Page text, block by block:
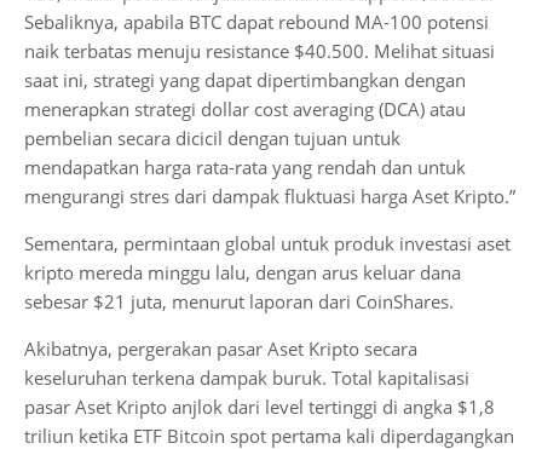
Sebaliknya, apabila BTC dapat rebound MA-100 potensi
naik terbatas menuju resistance $40.500. Melihat situasi
saat ini, strategi yang dapat dipertimbangkan dengan
menerapkan strategi dollar cost averaging (DCA) atau
pembelian secara dicicil dengan tujuan untuk
mendapatkan harga rata-rata yang rendah dan untuk
mengurangi stres dari dampak fluktuasi harga Aset Kripto.”
Sementara, permintaan global untuk produk investasi aset
kripto mereda minggu lalu, dengan arus keluar dana
sebesar $21 juta, menurut laporan dari CoinShares.
Akibatnya, pergerakan pasar Aset Kripto secara
keseluruhan terkena dampak buruk. Total kapitalisasi
pasar Aset Kripto anjlok dari level tertinggi di angka $1,8
triliun ketika ETF Bitcoin spot pertama kali diperdagangkan